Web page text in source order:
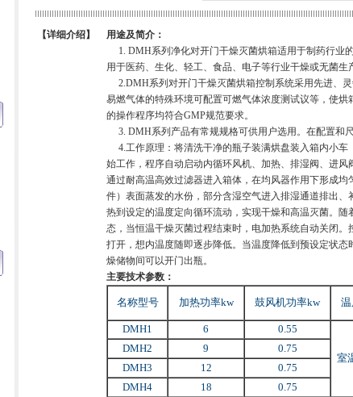
【详细介绍】
用途及简介：
1. DMH系列净化对开门干燥灭菌烘箱适用于制药行业
用于医药、生化、轻工、食品、电子等行业干燥或无菌生
2.DMH系列对开门干燥灭菌烘箱控制系统采用先进、
易燃气体的特殊环境可配置可燃气体浓度测试议等，使
的操作程序均符合GMP规范要求。
3. DMH系列产品有常规规格可供用户选用。在配置和
4.工作原理：将清洗干净的瓶子装满烘盘装入箱内小车
始工作，程序自动启动内循环风机、加热、排湿阀、进
通过耐高温高效过滤器进入箱体，在均风器作用下形成
件）表面蒸发的水份，部分含湿空气进入排湿通道排出
热到设定的温度定向循环流动，实现干燥和高温灭菌。
态，当恒温干燥灭菌过程结束时，电加热系统自动关闭
打开，想内温度随即逐步降低。当温度降低到预设定状
燥储物间可以开门出瓶。
主要技术参数：
名称型号 加热功率kw 鼓风机功率kw
DMH1
6 0.55
室
DMH2
9 0.75
DMH3
12 0.75
DMH4
18 0.75